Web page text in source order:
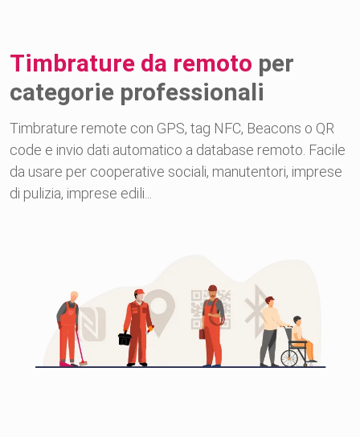
Timbrature da remoto per
categorie professionali
Timbrature remote con GPS, tag NFC, Beacons o QR
code e invio dati automatico a database remoto. Facile
da usare per cooperative sociali, manutentori, imprese
di pulizia, imprese edili...